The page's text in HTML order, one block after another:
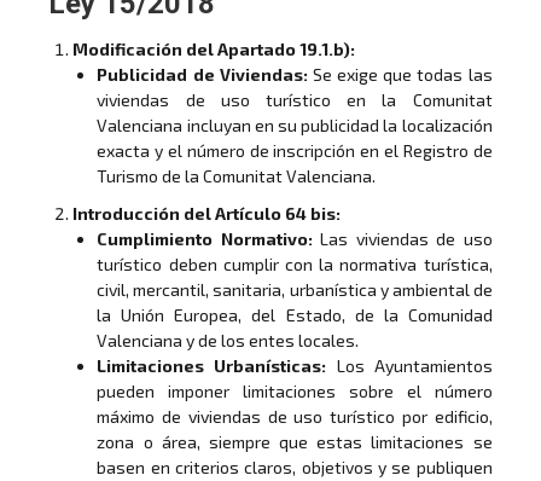
Modificación del Apartado 19.1.b):
Publicidad de Viviendas:Se exige que todas las
viviendas de uso turístico en la Comunitat
Valenciana incluyan en su publicidad la localización
exacta y el número de inscripción en el Registro de
Turismo de la Comunitat Valenciana.
Introducción del Artículo 64 bis:
Cumplimiento Normativo:Las viviendas de uso
turístico deben cumplir con la normativa turística,
civil, mercantil, sanitaria, urbanística y ambiental de
la Unión Europea, del Estado, de la Comunidad
Valenciana y de los entes locales.
Limitaciones Urbanísticas: Los Ayuntamientos
pueden imponer limitaciones sobre el número
máximo de viviendas de uso turístico por edificio,
zona o área, siempre que estas limitaciones se
basen en criterios claros, objetivos y se publiquen